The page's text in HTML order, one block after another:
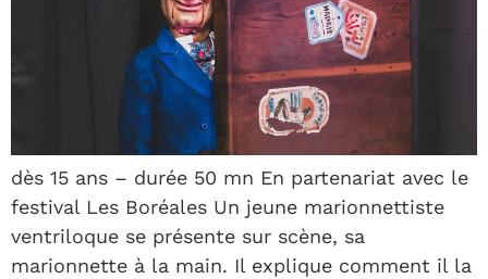
dès 15 ans – durée 50 mn En partenariat avec le
festival Les Boréales Un jeune marionnettiste
ventriloque se présente sur scène, sa
marionnette à la main. Il explique comment il la